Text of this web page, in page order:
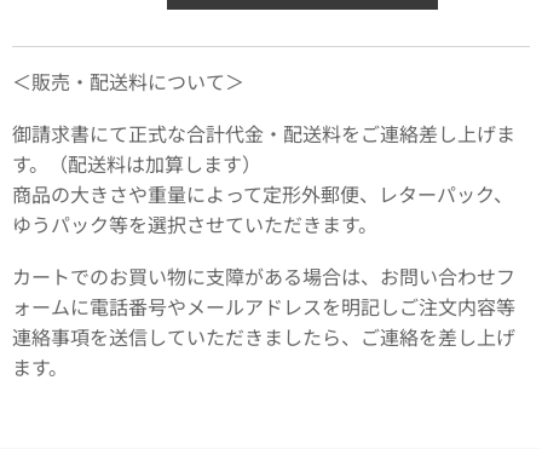
＜販売・配送料について＞
御請求書にて正式な合計代金・配送料をご連絡差し上げま
す。（配送料は加算します）
商品の大きさや重量によって定形外郵便、レターパック、
ゆうパック等を選択させていただきます。
カートでのお買い物に支障がある場合は、お問い合わせフ
ォームに電話番号やメールアドレスを明記しご注文内容等
連絡事項を送信していただきましたら、ご連絡を差し上げ
ます。